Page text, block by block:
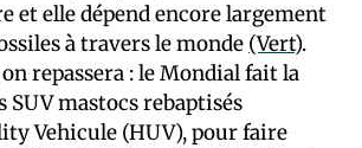
et elle dépend encore largement
à travers le monde (Vert).
repassera : le Mondial fait la
SUV mastocs rebaptisés
Vehicule (HUV), pour faire